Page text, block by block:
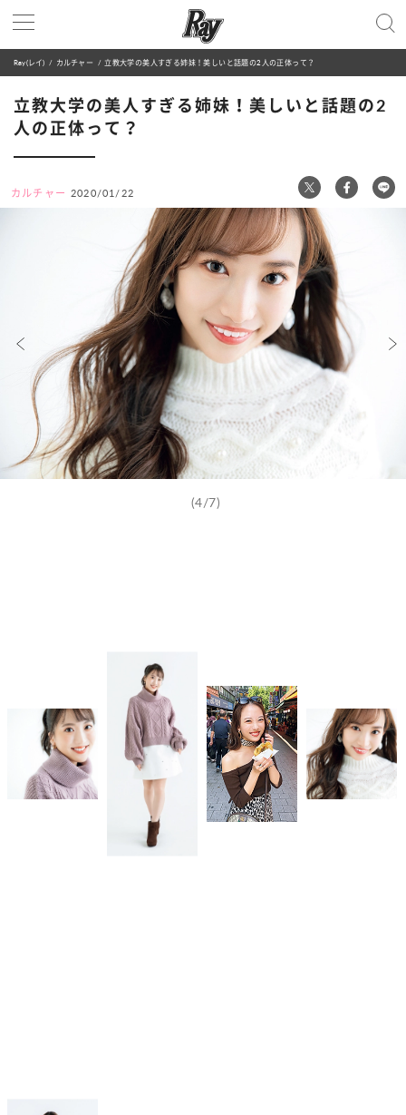
Ray(レイ) カルチャー 立教大学の美人すぎる姉妹！美しいと話題の2人の正体って？
立教大学の美人すぎる姉妹！美しいと話題の2
人の正体って？
カルチャー 2020/01/22
(4/7)